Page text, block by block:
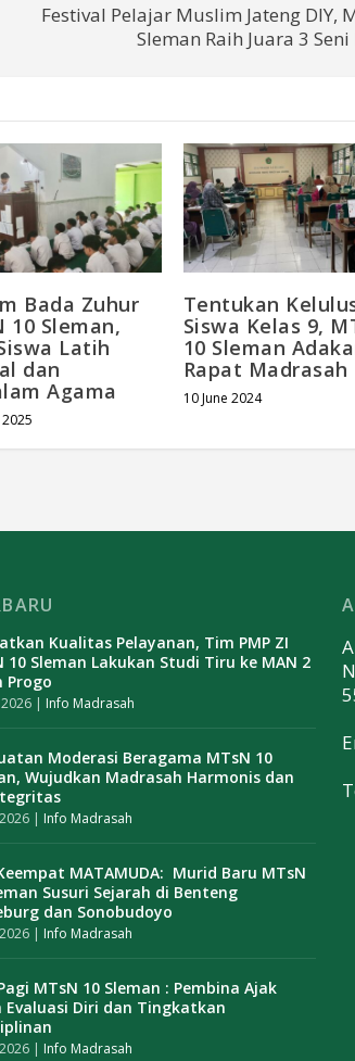
Festival Pelajar Muslim Jateng DIY,
Sleman Raih Juara 3
Bada Zuhur
10 Sleman,
Latih
dan
Agama
Tentukan
Siswa Kelas 9,
10 Sleman
Rapat Madrasah
10 June 2024
Kualitas Pelayanan, Tim PMP ZI
10 Sleman Lakukan Studi Tiru ke MAN 2
Progo
| Info Madrasah
Moderasi Beragama MTsN 10
Wujudkan Madrasah Harmonis dan
| Info Madrasah
MATAMUDA: Murid Baru MTsN
Susuri Sejarah di Benteng
dan Sonobudoyo
| Info Madrasah
MTsN 10 Sleman : Pembina Ajak
Evaluasi Diri dan Tingkatkan
| Info Madrasah